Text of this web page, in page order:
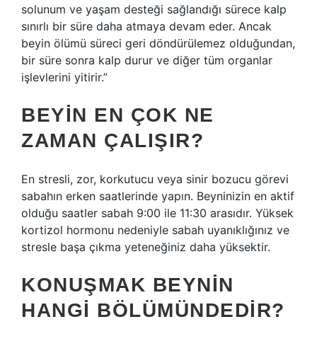
solunum ve yaşam desteği sağlandığı sürece kalp
sınırlı bir süre daha atmaya devam eder. Ancak
beyin ölümü süreci geri döndürülemez olduğundan,
bir süre sonra kalp durur ve diğer tüm organlar
işlevlerini yitirir.”
BEYIN EN ÇOK NE
ZAMAN ÇALIŞIR?
En stresli, zor, korkutucu veya sinir bozucu görevi
sabahın erken saatlerinde yapın. Beyninizin en aktif
olduğu saatler sabah 9:00 ile 11:30 arasıdır. Yüksek
kortizol hormonu nedeniyle sabah uyanıklığınız ve
stresle başa çıkma yeteneğiniz daha yüksektir.
KONUŞMAK BEYNIN
HANGI BÖLÜMÜNDEDIR?